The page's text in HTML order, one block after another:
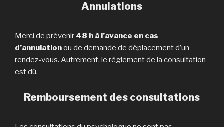
Annulations
Merci de prévenir 48 h à l’avance en cas
d’annulationou de demande de déplacement d’un
rendez-vous. Autrement, le règlement de la consultation
est dû.
Remboursement des consultations